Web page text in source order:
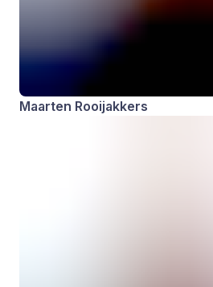
Maarten Rooijakkers